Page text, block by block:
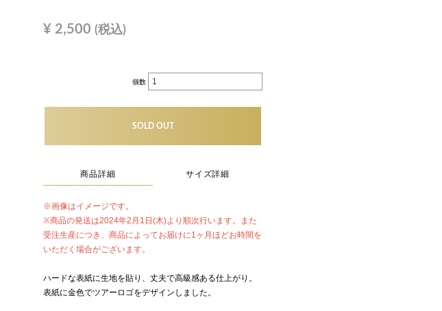
¥ 2,500 (税込)
個数
SOLD OUT
商品詳細 サイズ詳細
※画像はイメージです。
※商品の発送は2024年2月1日(木)より順次行います。また
受注生産につき、商品によってお届けに1ヶ月ほどお時間を
いただく場合がございます。
ハードな表紙に生地を貼り、丈夫で高級感ある仕上がり。
表紙に金色でツアーロゴをデザインしました。